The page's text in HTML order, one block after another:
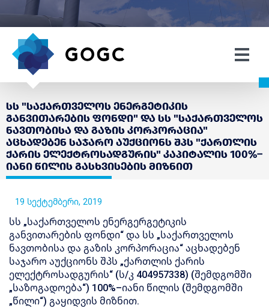
სს "საქართველოს ენერგეტიკის
განვითარების ფონდი" და სს "საქართველოს
ნავთობისა და გაზის კორპორაცია"
აცხადებენ საჯარო აუქციონს შპს "ქართლის
ქარის ელექტროსადგურის" კაპიტალის 100%–
იანი წილის გასხვისების მიზნით
19 სექტემბერი, 2019
სს „საქართველოს ენერგერგეტიკის
განვითარების ფონდი“ და სს „საქართველოს
ნავთობისა და გაზის კორპორაცია“ აცხადებენ
საჯარო აუქციონს შპს „ქართლის ქარის
ელექტროსადგურის“ (ს/კ 404957338) (შემდგომში
„საზოგადოება“) 100%–იანი წილის (შემდგომში
„წილი“) გაყიდვის მიზნით.